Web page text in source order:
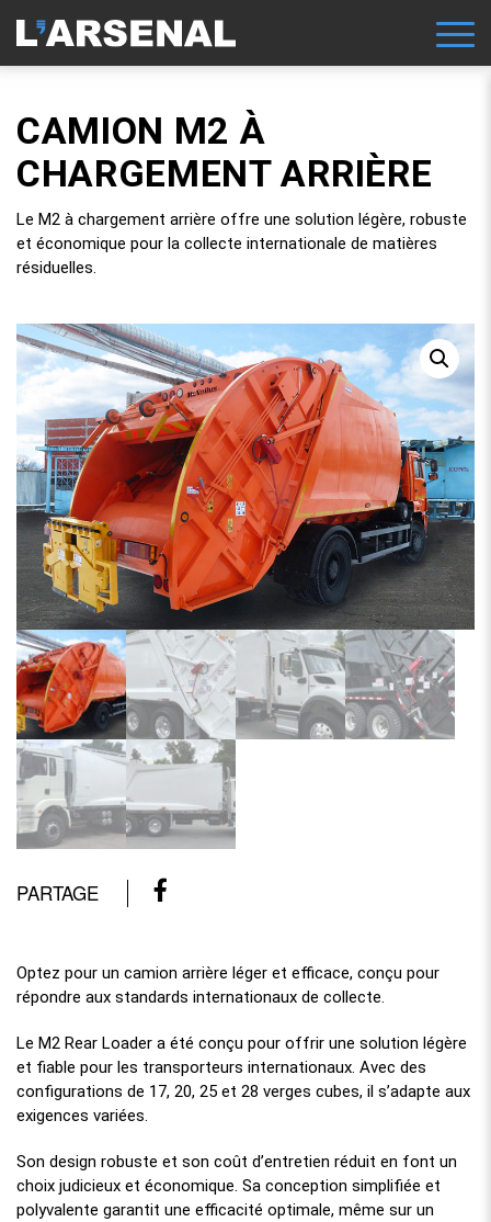
CAMION M2 À
CHARGEMENT ARRIÈRE
Le M2 à chargement arrière offre une solution légère, robuste
et économique pour la collecte internationale de matières
résiduelles.
PARTAGE
Optez pour un camion arrière léger et efficace, conçu pour
répondre aux standards internationaux de collecte.
Le M2 Rear Loader a été conçu pour offrir une solution légère
et fiable pour les transporteurs internationaux. Avec des
configurations de 17, 20, 25 et 28 verges cubes, il s’adapte aux
exigences variées.
Son design robuste et son coût d’entretien réduit en font un
choix judicieux et économique. Sa conception simplifiée et
polyvalente garantit une efficacité optimale, même sur un